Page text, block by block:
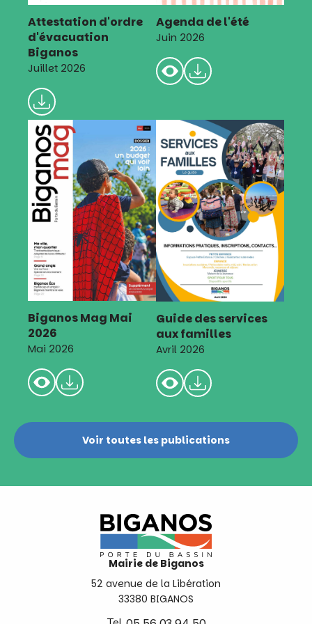
Attestation d'ordre
d'évacuation
Biganos
Juillet 2026
Agenda de l'été
Juin 2026
Biganos Mag Mai
2026
Mai 2026
Guide des services
aux familles
Avril 2026
Voir toutes les publications
Mairie de Biganos
52 avenue de la Libération
33380 BIGANOS